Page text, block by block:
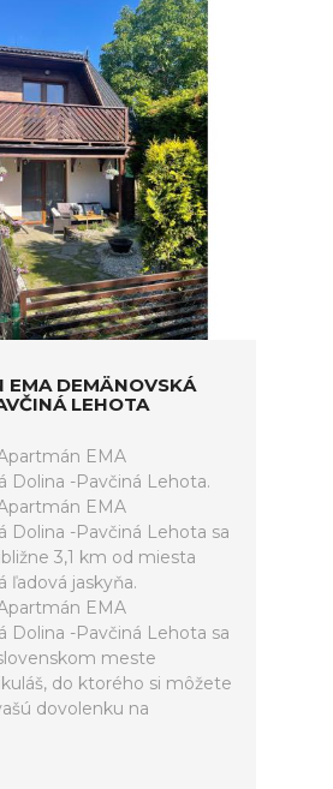
EMA DEMÄNOVSKÁ
LEHOTA
EMA
Dolina -Pavčiná Lehota.
EMA
Dolina -Pavčiná Lehota sa
3,1 km od miesta
ľadová jaskyňa.
EMA
Dolina -Pavčiná Lehota sa
meste
do ktorého si môžete
dovolenku na